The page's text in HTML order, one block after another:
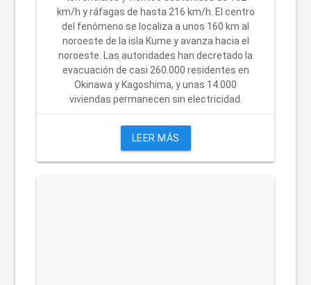
km/h y ráfagas de hasta 216 km/h. El centro
del fenómeno se localiza a unos 160 km al
noroeste de la isla Kume y avanza hacia el
noroeste. Las autoridades han decretado la
evacuación de casi 260.000 residentes en
Okinawa y Kagoshima, y unas 14.000
viviendas permanecen sin electricidad.
LEER MÁS